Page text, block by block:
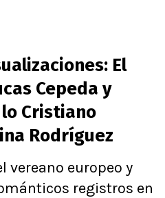
El
Cepeda y
Cristiano
Rodríguez
vereano europeo y
registros en